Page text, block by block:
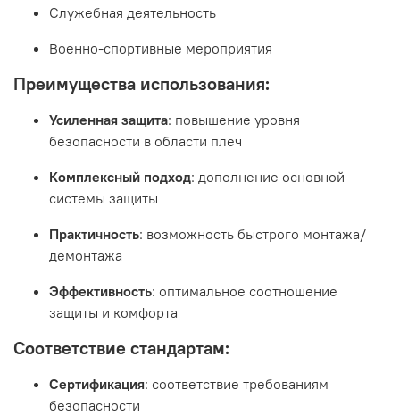
Служебная деятельность
Военно-спортивные мероприятия
Преимущества использования:
Усиленная защита: повышение уровня
безопасности в области плеч
Комплексный подход: дополнение основной
системы защиты
Практичность: возможность быстрого монтажа/
демонтажа
Эффективность: оптимальное соотношение
защиты и комфорта
Соответствие стандартам:
Сертификация: соответствие требованиям
безопасности